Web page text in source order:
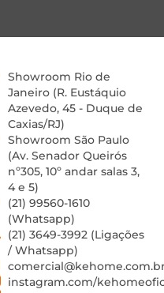
Showroom Rio de
Janeiro (R. Eustáquio
Azevedo, 45 - Duque de
Caxias/RJ)
Showroom São Paulo
(Av. Senador Queirós
nº305, 10º andar salas 3,
4 e 5)
(21) 99560-1610
(Whatsapp)
(21) 3649-3992 (Ligações
/ Whatsapp)
instagram.com/